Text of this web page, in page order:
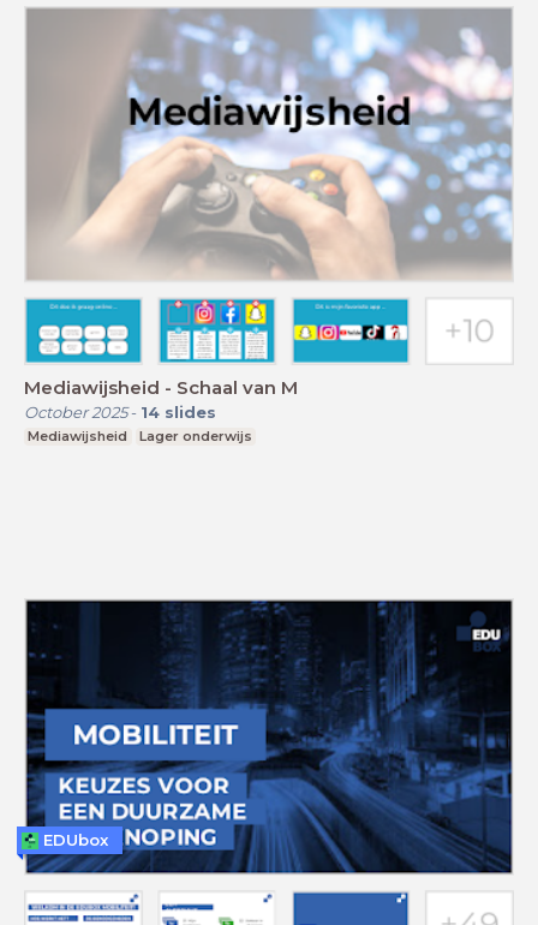
Mediawijsheid - Schaal van M
October 2025- 14 slides
Mediawijsheid Lager onderwijs
EDUbox